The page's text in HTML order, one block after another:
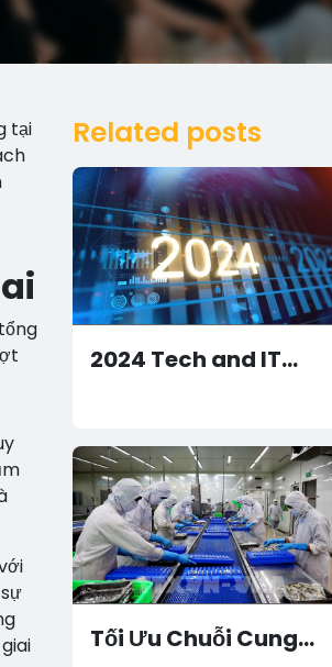
tại
Related posts
2024 Tech and IT
Breakthroughs
Tối Ưu Chuỗi Cung